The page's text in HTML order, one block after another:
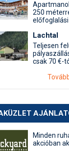
250
Lachtal
Teljesen
csak 70 €-
Minden
akcióban